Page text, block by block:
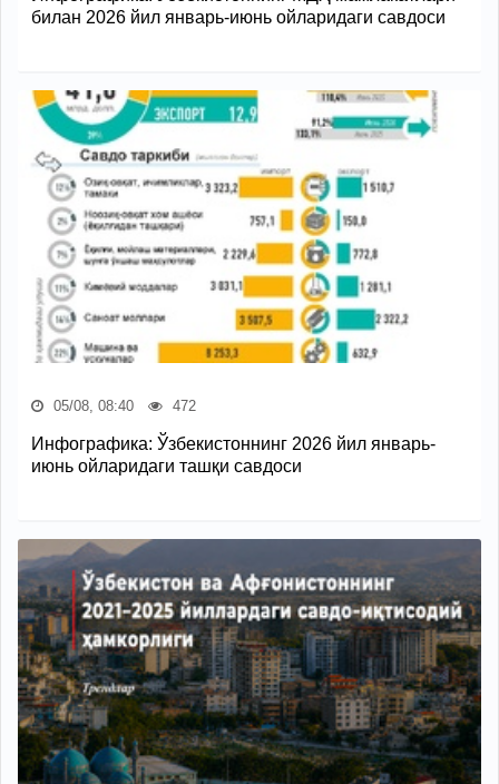
билан 2026 йил январь-июнь ойларидаги савдоси
05/08, 08:40 472
Инфографика: Ўзбекистоннинг 2026 йил январь-
июнь ойларидаги ташқи савдоси